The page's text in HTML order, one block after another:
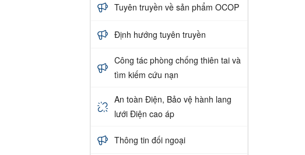
Tuyên truyền về sản phẩm OCOP
Định hướng tuyên truyền
Công tác phòng chống thiên tai và
tìm kiếm cứu nạn
An toàn Điện, Bảo vệ hành lang
lưới Điện cao áp
Thông tin đối ngoại